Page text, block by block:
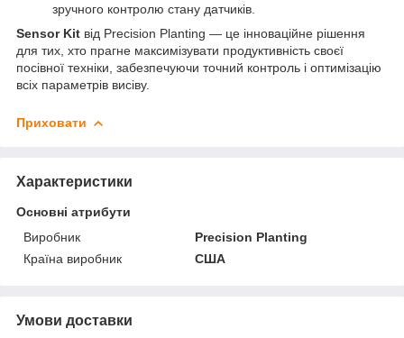
зручного контролю стану датчиків.
Sensor Kit від Precision Planting — це інноваційне рішення
для тих, хто прагне максимізувати продуктивність своєї
посівної техніки, забезпечуючи точний контроль і оптимізацію
всіх параметрів висіву.
Приховати
Характеристики
Основні атрибути
Виробник
Precision Planting
Країна виробник
США
Умови доставки